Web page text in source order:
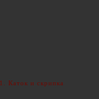
Каток и скрипка